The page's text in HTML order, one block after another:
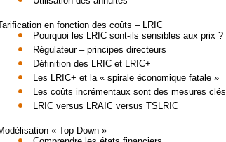
en fonction des coûts – LRIC
Pourquoi les LRIC sont-ils sensibles aux prix ?
Régulateur – principes directeurs
Définition des LRIC et LRIC+
Les LRIC+ et la « spirale économique fatale »
Les coûts incrémentaux sont des mesures clés
LRIC versus LRAIC versus TSLRIC
« Top Down »